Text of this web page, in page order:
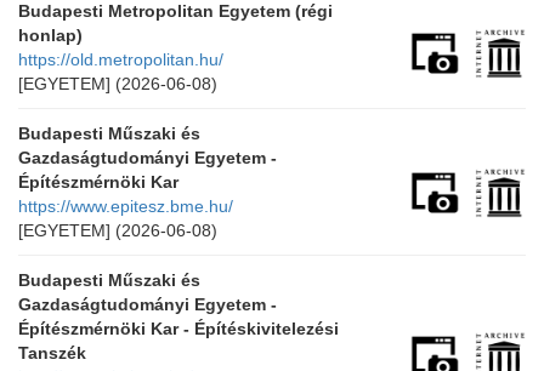
Budapesti Metropolitan Egyetem (régi
honlap)
https://old.metropolitan.hu/
[EGYETEM] (2026-06-08)
Budapesti Műszaki és
Gazdaságtudományi Egyetem -
Építészmérnöki Kar
https://www.epitesz.bme.hu/
[EGYETEM] (2026-06-08)
Budapesti Műszaki és
Gazdaságtudományi Egyetem -
Építészmérnöki Kar - Építéskivitelezési
Tanszék